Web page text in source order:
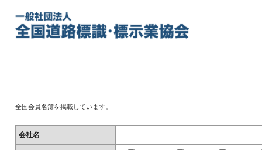
全国会員名簿を掲載しています。
会社名